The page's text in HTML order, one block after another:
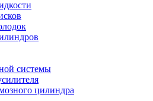
системы
цилиндра